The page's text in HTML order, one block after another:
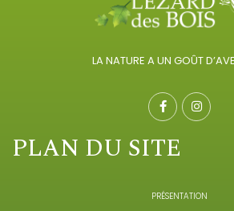
LA NATURE A UN GOÛT
PLAN DU SITE
PRÉSENTATION